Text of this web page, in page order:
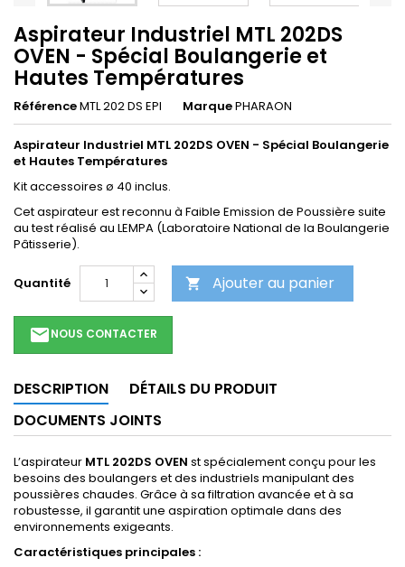
Aspirateur Industriel MTL 202DS
OVEN - Spécial Boulangerie et
Hautes Températures
RéférenceMTL 202 DS EPI MarquePHARAON
Aspirateur Industriel MTL 202DS OVEN - Spécial Boulangerie
et Hautes Températures
Kit accessoires ø 40 inclus.
Cet aspirateur est reconnu à Faible Emission de Poussière suite
au test réalisé au LEMPA (Laboratoire National de la Boulangerie
Pâtisserie).
Quantité  Ajouter au panier
emailNOUS CONTACTER
DESCRIPTION
DÉTAILS DU PRODUIT
DOCUMENTS JOINTS
L’aspirateur MTL 202DS OVEN st spécialement conçu pour les
besoins des boulangers et des industriels manipulant des
poussières chaudes. Grâce à sa filtration avancée et à sa
robustesse, il garantit une aspiration optimale dans des
environnements exigeants.
Caractéristiques principales :